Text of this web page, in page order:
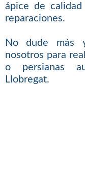
ápice de
reparaciones.
No dude más
nosotros para
o persianas
Llobregat.